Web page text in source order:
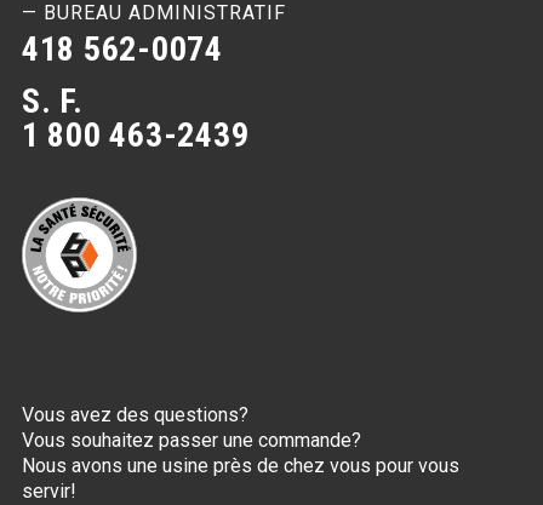
— BUREAU ADMINISTRATIF
418 562-0074
S. F.
1 800 463-2439
Vous avez des questions?
Vous souhaitez passer une commande?
Nous avons une usine près de chez vous pour vous
servir!